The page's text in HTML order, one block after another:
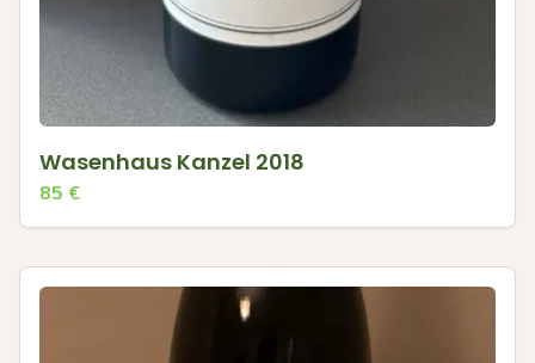
Wasenhaus Kanzel 2018
85 €